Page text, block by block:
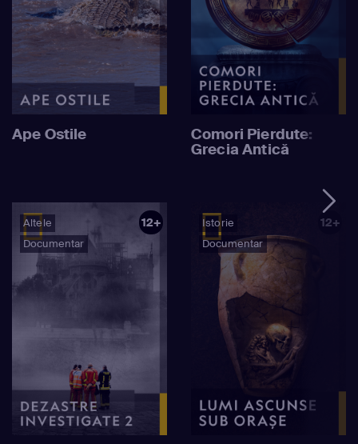
Ape Ostile Comori Pierdute:
Grecia Antică
Altele
Documentar
12+
Istorie
Documentar
12+